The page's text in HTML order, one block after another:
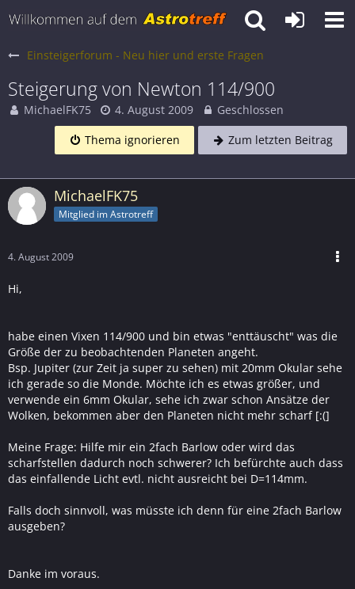
Einsteigerforum - Neu hier und erste Fragen
Steigerung von Newton 114/900
MichaelFK75 4. August 2009
Geschlossen
Thema ignorieren
Zum letzten Beitrag
MichaelFK75
Mitglied im Astrotreff
4. August 2009
Hi,
habe einen Vixen 114/900 und bin etwas "enttäuscht" was die
Größe der zu beobachtenden Planeten angeht.
Bsp. Jupiter (zur Zeit ja super zu sehen) mit 20mm Okular sehe
ich gerade so die Monde. Möchte ich es etwas größer, und
verwende ein 6mm Okular, sehe ich zwar schon Ansätze der
Wolken, bekommen aber den Planeten nicht mehr scharf [:(]
Meine Frage: Hilfe mir ein 2fach Barlow oder wird das
scharfstellen dadurch noch schwerer? Ich befürchte auch dass
das einfallende Licht evtl. nicht ausreicht bei D=114mm.
Falls doch sinnvoll, was müsste ich denn für eine 2fach Barlow
ausgeben?
Danke im voraus.